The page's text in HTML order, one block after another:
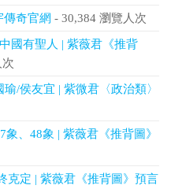
傳奇官網 - 30,384 瀏覽人次
國有聖人 | 紫薇君《推背
/侯友宜 | 紫微君〈政治類〉
、48象 | 紫薇君《推背圖》
克定 | 紫薇君《推背圖》預言